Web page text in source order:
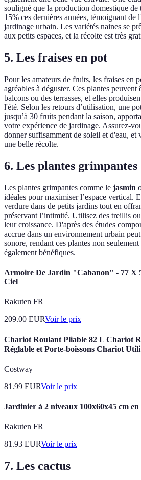
souligné que la production domestique de
15% ces dernières années, témoignant de
jardinage urbain. Les variétés naines se
aux petits espaces, et la récolte est très
5. Les fraises en pot
Pour les amateurs de fruits, les fraises en
agréables à déguster. Ces plantes peuvent
balcons ou des terrasses, et elles
l'été. Selon les retours d’utilisation, une
jusqu’à 30 fruits pendant la saison,
votre expérience de jardinage. Assurez-
donner suffisamment de soleil et d'eau, et
une belle récolte.
6. Les plantes grimpantes
Les plantes grimpantes comme le jasmin
idéales pour maximiser l’espace vertical.
verdure dans de petits jardins tout en
préservant l’intimité. Utilisez des treillis
leur croissance. D'après des études
accrue dans un environnement urbain
sonore, rendant ces plantes non
également bénéfiques.
Armoire De Jardin "Cabanon" - 77 X
Ciel
Rakuten FR
209.00 EURVoir le prix
Chariot Roulant Pliable 82 L Chariot
Réglable et Porte-boissons Chariot
Costway
81.99 EURVoir le prix
Jardinier à 2 niveaux 100x60x45 cm en
Rakuten FR
81.93 EURVoir le prix
7. Les cactus